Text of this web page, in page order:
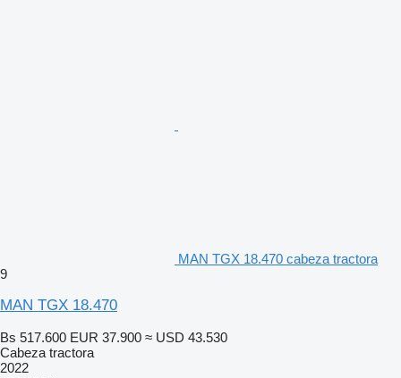
MAN TGX 18.470 cabeza tractora
9
MAN TGX 18.470
Bs 517.600 EUR 37.900 ≈ USD 43.530
Cabeza tractora
2022